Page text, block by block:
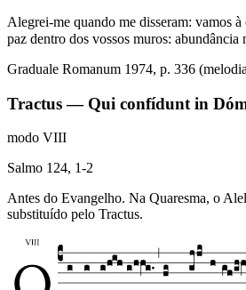
Alegrei-me quando me disseram: vamos
paz dentro dos vossos muros: abundância
Graduale Romanum 1974, p. 336
Tractus — Qui confídunt in
modo VIII
Salmo 124, 1-2
Antes do Evangelho. Na Quaresma, o
substituído pelo Tractus.